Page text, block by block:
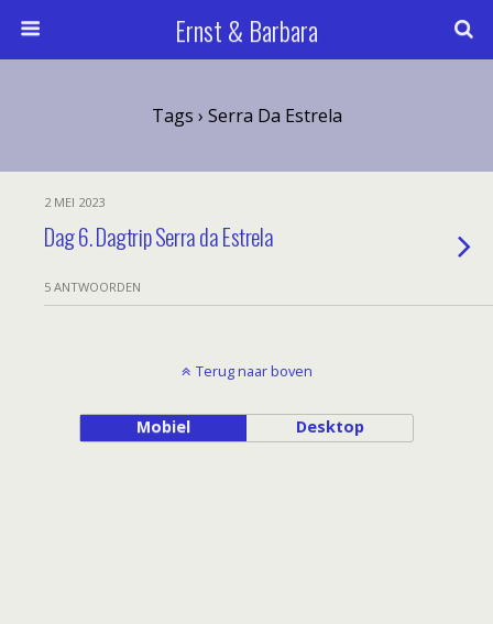
Ernst & Barbara
Tags › Serra Da Estrela
2 MEI 2023
Dag 6. Dagtrip Serra da Estrela
5 ANTWOORDEN
Terug naar boven
Mobiel Desktop